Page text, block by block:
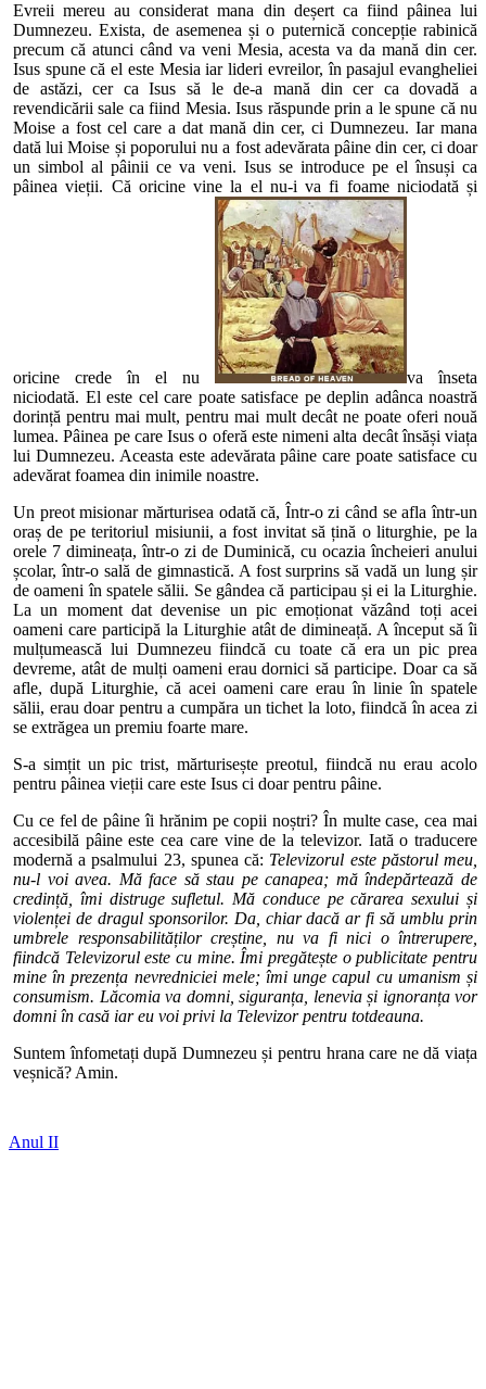
Evreii mereu au considerat mana din deșert ca fiind pâinea lui
Dumnezeu. Exista, de asemenea și o puternică concepție rabinică
precum că atunci când va veni Mesia, acesta va da mană din cer.
Isus spune că el este Mesia iar lideri evreilor, în pasajul evangheliei
de astăzi, cer ca Isus să le de-a mană din cer ca dovadă a
revendicării sale ca fiind Mesia. Isus răspunde prin a le spune că nu
Moise a fost cel care a dat mană din cer, ci Dumnezeu. Iar mana
dată lui Moise și poporului nu a fost adevărata pâine din cer, ci doar
un simbol al pâinii ce va veni. Isus se introduce pe el însuși ca
pâinea vieții. Că oricine vine la el nu-i va fi foame niciodată și
oricine crede în el nu
va înseta
niciodată. El este cel care poate satisface pe deplin adânca noastră
dorință pentru mai mult, pentru mai mult decât ne poate oferi nouă
lumea. Pâinea pe care Isus o oferă este nimeni alta decât însăși viața
lui Dumnezeu. Aceasta este adevărata pâine care poate satisface cu
adevărat foamea din inimile noastre.
Un preot misionar mărturisea odată că, Într-o zi când se afla într-un
oraș de pe teritoriul misiunii, a fost invitat să țină o liturghie, pe la
orele 7 dimineața, într-o zi de Duminică, cu ocazia încheieri anului
școlar, într-o sală de gimnastică. A fost surprins să vadă un lung șir
de oameni în spatele sălii. Se gândea că participau și ei la Liturghie.
La un moment dat devenise un pic emoționat văzând toți acei
oameni care participă la Liturghie atât de dimineață. A început să îi
mulțumească lui Dumnezeu fiindcă cu toate că era un pic prea
devreme, atât de mulți oameni erau dornici să participe. Doar ca să
afle, după Liturghie, că acei oameni care erau în linie în spatele
sălii, erau doar pentru a cumpăra un tichet la loto, fiindcă în acea zi
se extrăgea un premiu foarte mare.
S-a simțit un pic trist, mărturisește preotul, fiindcă nu erau acolo
pentru pâinea vieții care este Isus ci doar pentru pâine.
Cu ce fel de pâine îi hrănim pe copii noștri? În multe case, cea mai
accesibilă pâine este cea care vine de la televizor. Iată o traducere
modernă a psalmului 23, spunea că: Televizorul este păstorul meu,
nu-l voi avea. Mă face să stau pe canapea; mă îndepărtează de
credință, îmi distruge sufletul. Mă conduce pe cărarea sexului și
violenței de dragul sponsorilor. Da, chiar dacă ar fi să umblu prin
umbrele responsabilităților creștine, nu va fi nici o întrerupere,
fiindcă Televizorul este cu mine. Îmi pregătește o publicitate pentru
mine în prezența nevredniciei mele; îmi unge capul cu umanism și
consumism. Lăcomia va domni, siguranța, lenevia și ignoranța vor
domni în casă iar eu voi privi la Televizor pentru totdeauna.
Suntem înfometați după Dumnezeu și pentru hrana care ne dă viața
veșnică? Amin.
Anul II